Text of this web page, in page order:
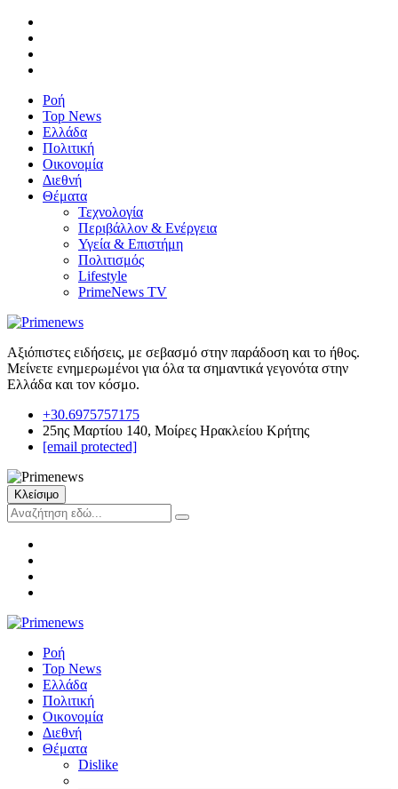
Ροή
Top News
Ελλάδα
Πολιτική
Οικονομία
Διεθνή
Θέματα
Τεχνολογία
Περιβάλλον & Ενέργεια
Υγεία & Επιστήμη
Πολιτισμός
Lifestyle
PrimeNews TV
Αξιόπιστες ειδήσεις, με σεβασμό στην παράδοση και το ήθος.
Μείνετε ενημερωμένοι για όλα τα σημαντικά γεγονότα στην
Ελλάδα και τον κόσμο.
+30.6975757175
25ης Μαρτίου 140, Μοίρες Ηρακλείου Κρήτης
[email protected]
Κλείσιμο
Ροή
Top News
Ελλάδα
Πολιτική
Οικονομία
Διεθνή
Θέματα
Dislike